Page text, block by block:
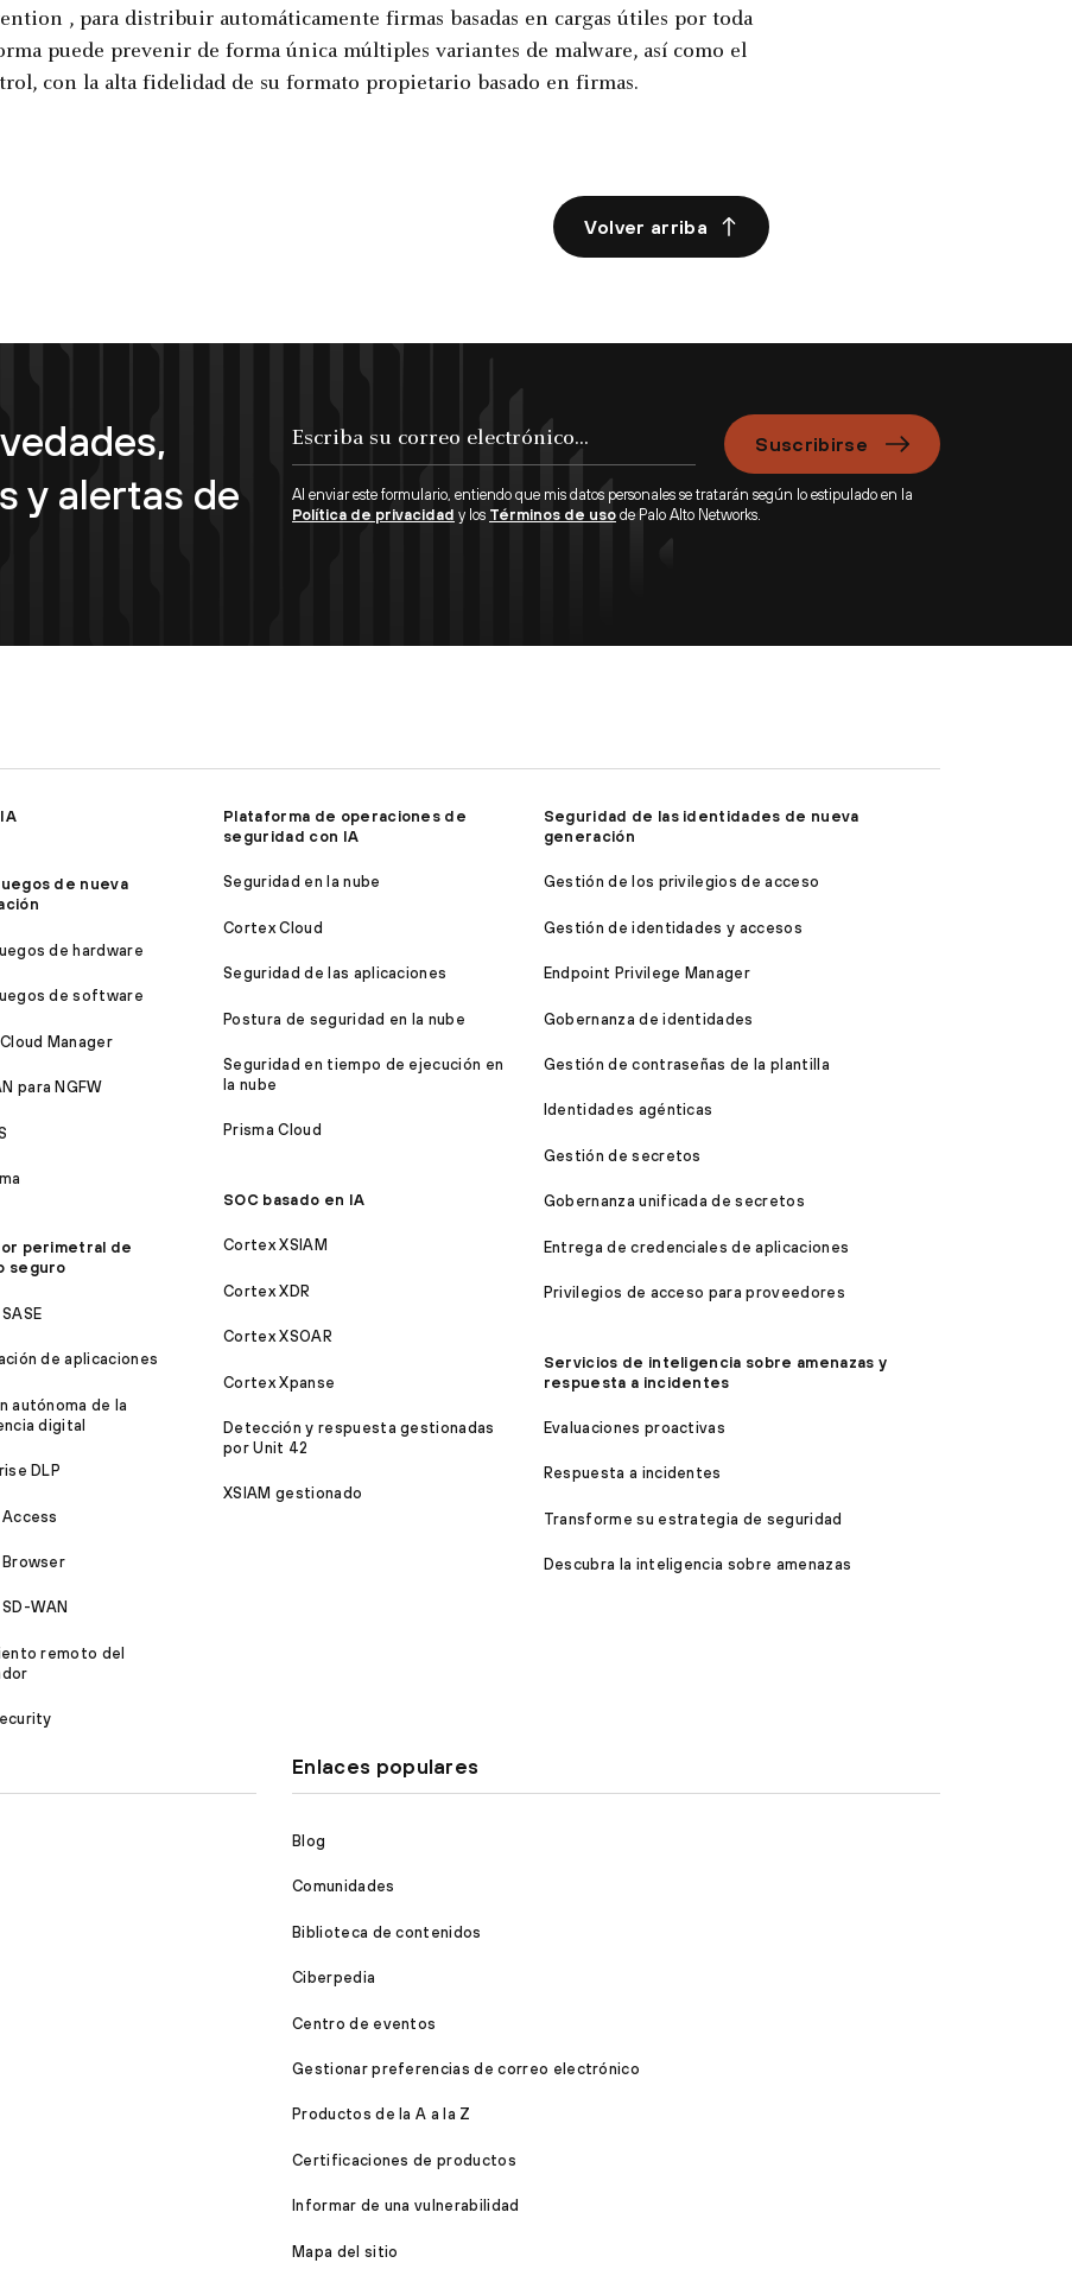
, para distribuir automáticamente firmas basadas en cargas útiles por toda
puede prevenir de forma única múltiples variantes de malware, así como el
con la alta fidelidad de su formato propietario basado en firmas.
Volver arriba
y alertas de
Suscribirse
Al enviar este formulario, entiendo que mis datos personales se tratarán según lo estipulado en la
Política de privacidad y los Términos de uso de Palo Alto Networks.
de nueva
de hardware
de software
Manager
para NGFW
perimetral de
seguro
de aplicaciones
autónoma de la
digital
DLP
Browser
WAN
remoto del
Plataforma de operaciones de
seguridad con IA
Seguridad en la nube
Cortex Cloud
Seguridad de las aplicaciones
Postura de seguridad en la nube
Seguridad en tiempo de ejecución en
la nube
Prisma Cloud
SOC basado en IA
Cortex XSIAM
Cortex XDR
Cortex XSOAR
Cortex Xpanse
Detección y respuesta gestionadas
por Unit 42
XSIAM gestionado
Seguridad de las identidades de nueva
generación
Gestión de los privilegios de acceso
Gestión de identidades y accesos
Endpoint Privilege Manager
Gobernanza de identidades
Gestión de contraseñas de la plantilla
Identidades agénticas
Gestión de secretos
Gobernanza unificada de secretos
Entrega de credenciales de aplicaciones
Privilegios de acceso para proveedores
Servicios de inteligencia sobre amenazas y
respuesta a incidentes
Evaluaciones proactivas
Respuesta a incidentes
Transforme su estrategia de seguridad
Descubra la inteligencia sobre amenazas
Enlaces populares
Blog
Comunidades
Biblioteca de contenidos
Ciberpedia
Centro de eventos
Gestionar preferencias de correo electrónico
Productos de la A a la Z
Certificaciones de productos
Informar de una vulnerabilidad
Mapa del sitio